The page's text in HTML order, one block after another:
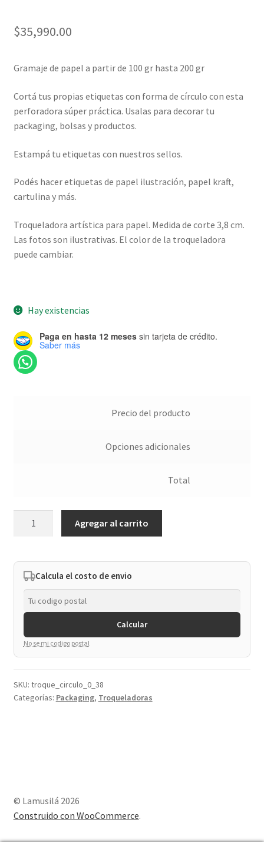
$35,990.00
Gramaje de papel a partir de 100 gr hasta 200 gr
Cortá tus propias etiquetas con forma de círculo con esta
perforadora súper práctica. Usalas para decorar tu
packaging, bolsas y productos.
Estampá tu etiquetas con nuestros sellos.
Podés hacer etiquetas de papel ilustración, papel kraft,
cartulina y más.
Troqueladora artística para papel. Medida de corte 3,8 cm.
Las fotos son ilustrativas. El color de la troqueladora
puede cambiar.
Hay existencias
Paga en hasta 12 mesessin tarjeta de crédito.
Saber más
Precio del producto
Opciones adicionales
Total
3.8
cm
cantidad
Agregar al carrito
Calcula el costo de envio
Calcular
No se mi codigo postal
SKU: troque_circulo_0_38
Categorías: Packaging, Troqueladoras
© Lamusilá 2026
Construido con WooCommerce.